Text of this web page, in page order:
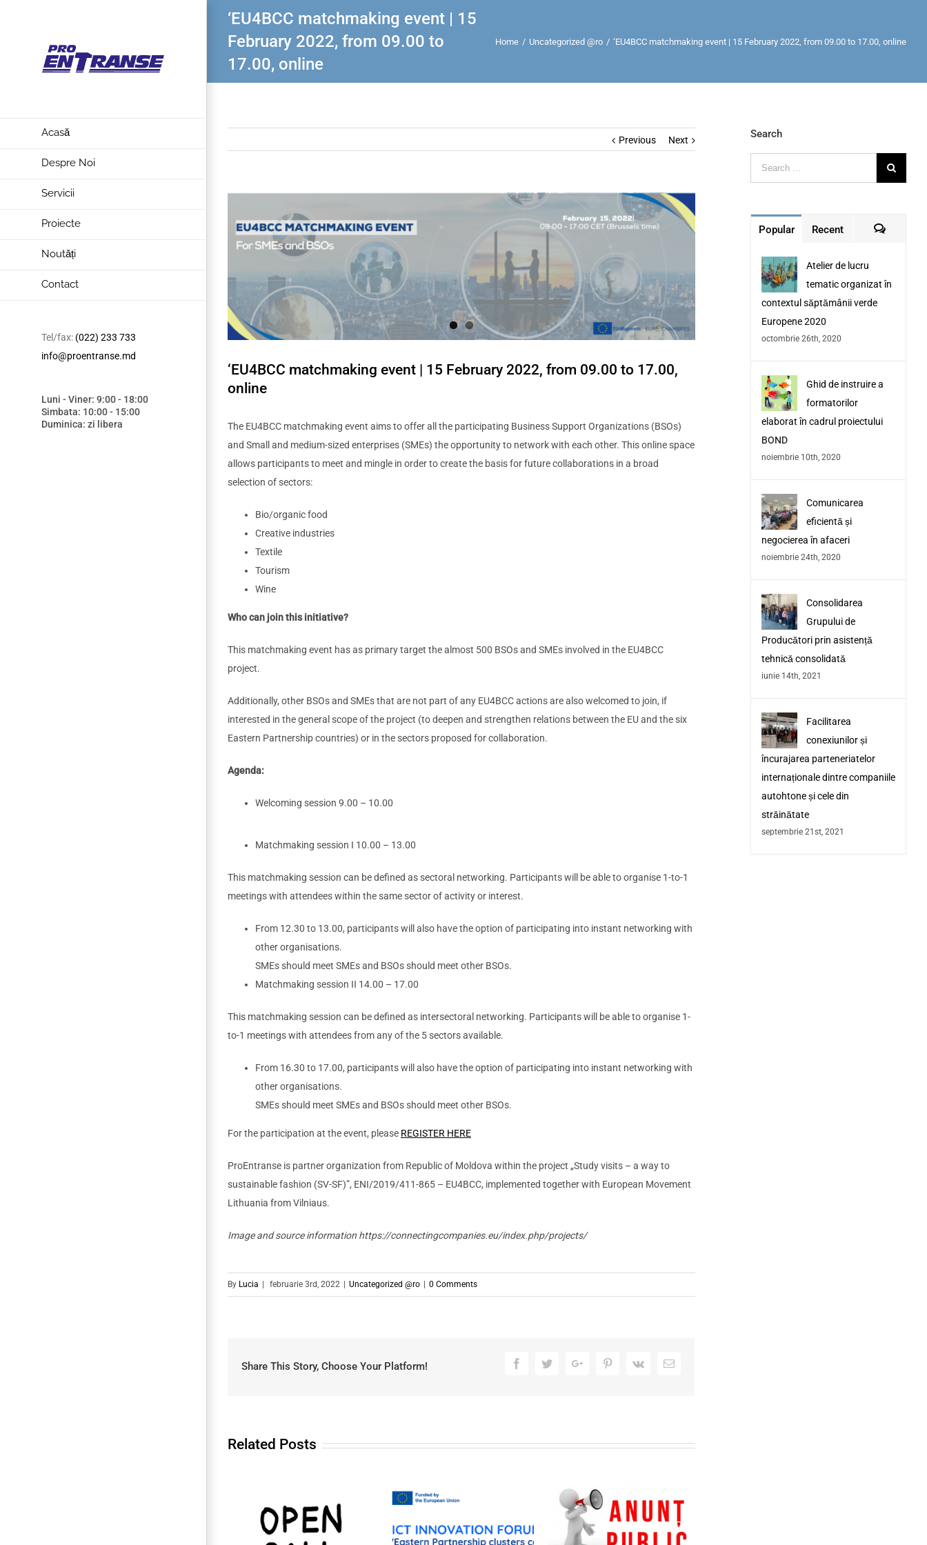
Acasă
Despre Noi
Servicii
Proiecte
Noutăți
Contact
Tel/fax: (022) 233 733
info@proentranse.md
Luni - Viner: 9:00 - 18:00
Simbata: 10:00 - 15:00
Duminica: zi libera
‘EU4BCC matchmaking event | 15
February 2022, from 09.00 to
17.00, online
Home / Uncategorized @ro / ‘EU4BCC matchmaking event | 15 February 2022, from 09.00 to 17.00, online
Previous Next
Larger
Image
‘EU4BCC matchmaking event | 15 February 2022, from 09.00 to 17.00,
online
The EU4BCC matchmaking event aims to offer all the participating Business Support Organizations (BSOs)
and Small and medium-sized enterprises (SMEs) the opportunity to network with each other. This online space
allows participants to meet and mingle in order to create the basis for future collaborations in a broad
selection of sectors:
Bio/organic food
Creative industries
Textile
Tourism
Wine
Who can join this initiative?
This matchmaking event has as primary target the almost 500 BSOs and SMEs involved in the EU4BCC
project.
Additionally, other BSOs and SMEs that are not part of any EU4BCC actions are also welcomed to join, if
interested in the general scope of the project (to deepen and strengthen relations between the EU and the six
Eastern Partnership countries) or in the sectors proposed for collaboration.
Agenda:
Welcoming session 9.00 – 10.00
Matchmaking session I 10.00 – 13.00
This matchmaking session can be defined as sectoral networking. Participants will be able to organise 1-to-1
meetings with attendees within the same sector of activity or interest.
From 12.30 to 13.00, participants will also have the option of participating into instant networking with
other organisations.
SMEs should meet SMEs and BSOs should meet other BSOs.
Matchmaking session II 14.00 – 17.00
This matchmaking session can be defined as intersectoral networking. Participants will be able to organise 1-
to-1 meetings with attendees from any of the 5 sectors available.
From 16.30 to 17.00, participants will also have the option of participating into instant networking with
other organisations.
SMEs should meet SMEs and BSOs should meet other BSOs.
For the participation at the event, please REGISTER HERE
ProEntranse is partner organization from Republic of Moldova within the project „Study visits – a way to
sustainable fashion (SV-SF)”, ENI/2019/411-865 – EU4BCC, implemented together with European Movement
Lithuania from Vilniaus.
Image and source information https://connectingcompanies.eu/index.php/projects/
By Lucia februarie 3rd, 2022 Uncategorized @ro 0 Comments
Share This Story, Choose Your Platform! FacebookTwitterGoogle+ PinterestVk Email
Related Posts
Search
Popular Recent
Atelier de lucru
tematic organizat în
contextul săptămânii verde
Europene 2020
octombrie 26th, 2020
Ghid de instruire a
formatorilor
elaborat în cadrul proiectului
BOND
noiembrie 10th, 2020
Comunicarea
eficientă și
negocierea în afaceri
noiembrie 24th, 2020
Consolidarea
Grupului de
Producători prin asistență
tehnică consolidată
iunie 14th, 2021
Facilitarea
conexiunilor și
încurajarea parteneriatelor
internaționale dintre companiile
autohtone și cele din
străinătate
septembrie 21st, 2021